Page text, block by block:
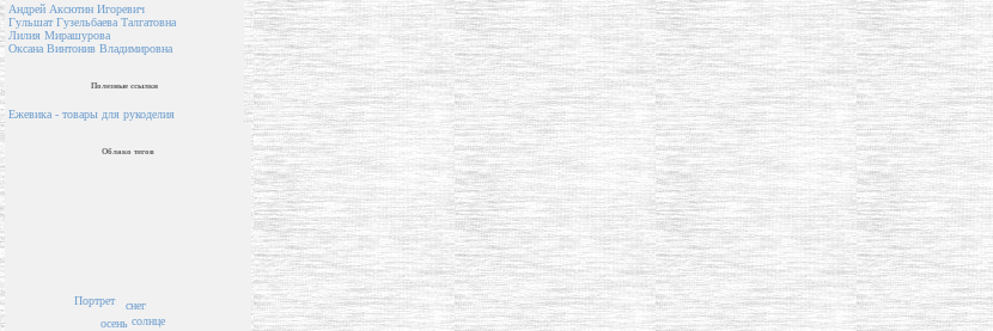
Андрей Аксютин Игоревич
Гульшат Гузельбаева Талгатовна
Лилия Мирашурова
Оксана Винтонив Владимировна
Полезные ссылки
Ежевика - товары для рукоделия
Облако тегов
солнце
осень
снег
Портрет